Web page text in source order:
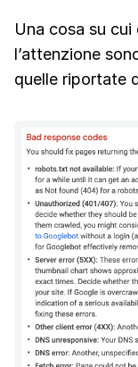
Una cosa su
l’attenzione
quelle riportate